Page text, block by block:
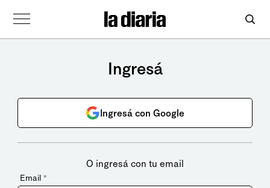
Ingresá
Ingresá con Google
O ingresá con tu email
Email *